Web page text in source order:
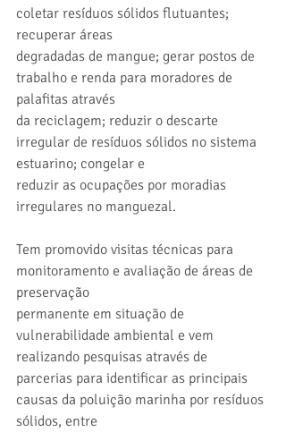
coletar resíduos sólidos flutuantes;
recuperar áreas
degradadas de mangue; gerar postos de
trabalho e renda para moradores de
palafitas através
da reciclagem; reduzir o descarte
irregular de resíduos sólidos no sistema
estuarino; congelar e
reduzir as ocupações por moradias
irregulares no manguezal.
Tem promovido visitas técnicas para
monitoramento e avaliação de áreas de
preservação
permanente em situação de
vulnerabilidade ambiental e vem
realizando pesquisas através de
parcerias para identificar as principais
causas da poluição marinha por resíduos
sólidos, entre